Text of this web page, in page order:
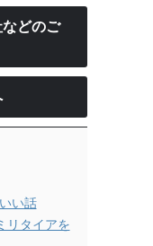
どのご
い話
リタイアを